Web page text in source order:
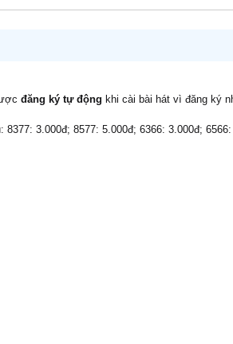
đăng ký tự động khi cài bài hát vì đăng ký
8377: 3.000đ; 8577: 5.000đ; 6366: 3.000đ;